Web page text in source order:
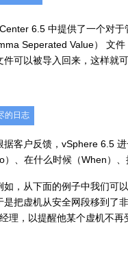
6.5 中提供了一个对于
Seperated Value） 文
件可以被导入回来，这样就
的日志
户反馈，vSphere 6.5 进
）、在什么时候（When）
从下面的例子中我们可以
是把虚机从安全网段移到了
理，以提醒他某个虚机不再